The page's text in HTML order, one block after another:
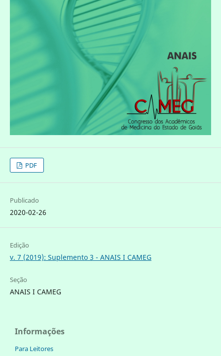
PDF
Publicado
2020-02-26
Edição
v. 7 (2019): Suplemento 3 - ANAIS I CAMEG
Seção
ANAIS I CAMEG
Informações
Para Leitores